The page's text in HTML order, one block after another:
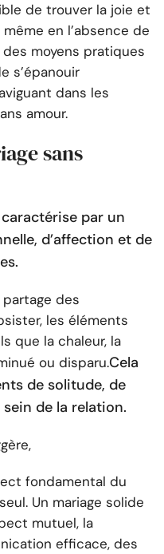
de trouver la joie et
en l’absence de
moyens pratiques
s’épanouir
dans les
amour.
sans
par un
d’affection et de
partage des
les éléments
que la chaleur, la
ou disparu.Cela
de solitude, de
de la relation.
fondamental du
Un mariage solide
mutuel, la
efficace, des